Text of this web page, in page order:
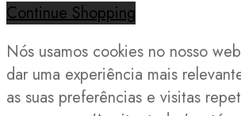
Continue Shopping
Nós usamos cookies no nosso
dar uma experiência mais
as suas preferências e visitas